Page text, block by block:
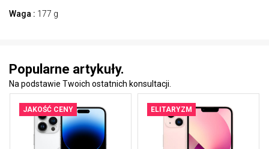
Waga : 177 g
Popularne artykuły.
Na podstawie Twoich ostatnich konsultacji.
JAKOŚĆ CENY ELITARYZM